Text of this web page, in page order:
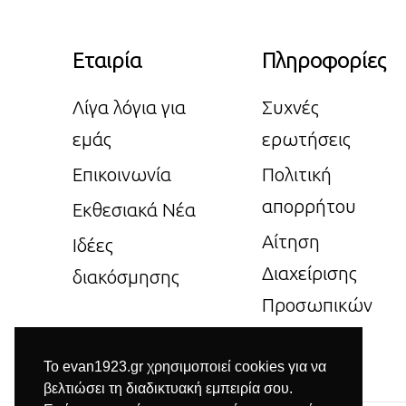
Το evan1923.gr χρησιμοποιεί cookies για να
βελτιώσει τη διαδικτυακή εμπειρία σου.
Εταιρία
Λίγα λόγια για
εμάς
Επικοινωνία
Εκθεσιακά Νέα
Ιδέες
διακόσμησης
Πληροφορίες
Συχνές
ερωτήσεις
Πολιτική
απορρήτου
Αίτηση
Διαχείρισης
Προσωπικών